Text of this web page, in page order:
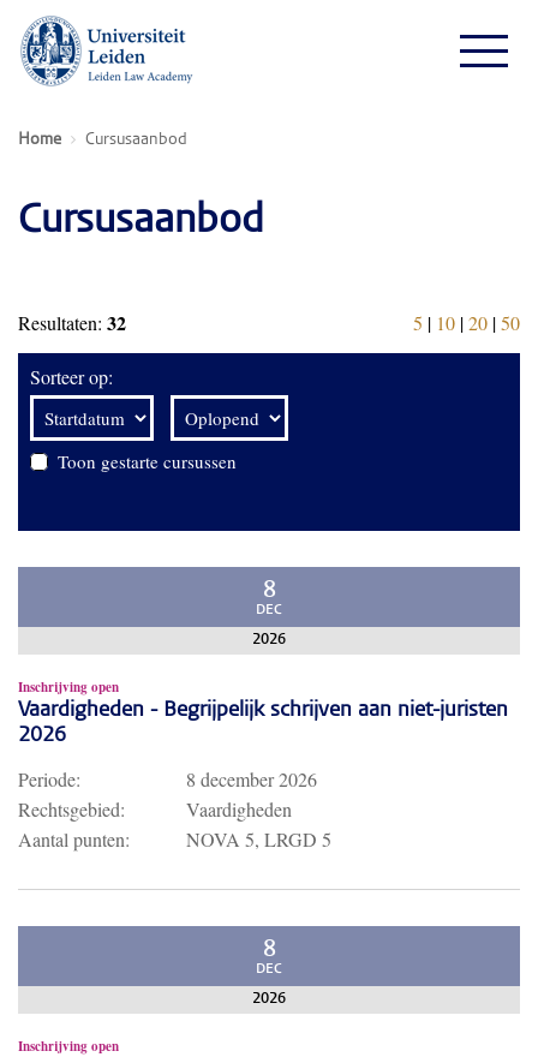
Home Cursusaanbod
Cursusaanbod
Resultaten: 32 5 | 10 |20 |50
Sorteer op:
Toon gestarte cursussen
8
DEC
2026
Inschrijving open
Vaardigheden - Begrijpelijk schrijven aan niet-juristen
2026
Periode:
8 december 2026
Rechtsgebied:
Vaardigheden
Aantal punten:
NOVA 5, LRGD 5
8
DEC
2026
Inschrijving open